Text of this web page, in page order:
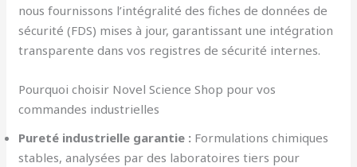
nous fournissons l’intégralité des fiches de données de
sécurité (FDS) mises à jour, garantissant une intégration
transparente dans vos registres de sécurité internes.
Pourquoi choisir Novel Science Shop pour vos
commandes industrielles
Pureté industrielle garantie : Formulations chimiques
stables, analysées par des laboratoires tiers pour